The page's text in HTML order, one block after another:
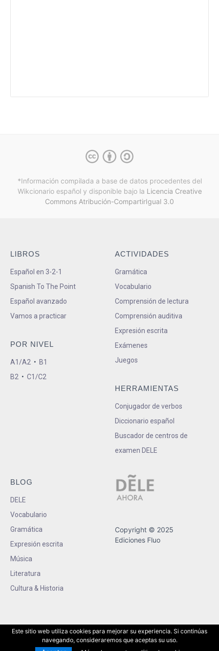
*Información compilada a base de datos procedentes del
Wikcionario español y disponible bajo la Licencia Creative
Commons Atribución-CompartirIgual 3.0
LIBROS
Español en 3-2-1
Spanish To The Point
Español avanzado
Vamos a practicar
POR NIVEL
A1/A2 • B1
B2 • C1/C2
ACTIVIDADES
Gramática
Vocabulario
Comprensión de lectura
Comprensión auditiva
Expresión escrita
Exámenes
Juegos
HERRAMIENTAS
Conjugador de verbos
Diccionario español
Buscador de centros de
examen DELE
BLOG
DELE
Vocabulario
Gramática
Expresión escrita
Música
Literatura
Cultura & Historia
Copyright © 2025
Ediciones Fluo
Este sitio web utiliza cookies para mejorar su experiencia. Si continúas
navegando, consideraremos que aceptas su uso.